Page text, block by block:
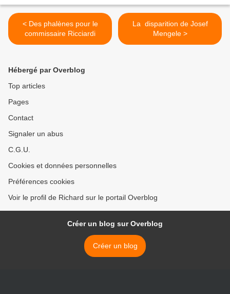
< Des phalènes pour le
commissaire Ricciardi
La disparition de Josef
Mengele >
Hébergé par Overblog
Top articles
Pages
Contact
Signaler un abus
C.G.U.
Cookies et données personnelles
Préférences cookies
Voir le profil de Richard sur le portail Overblog
Créer un blog sur Overblog
Créer un blog